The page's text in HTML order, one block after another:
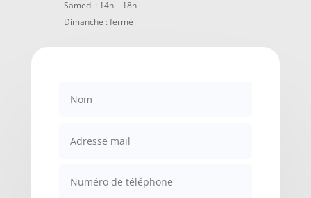
Samedi : 14h – 18h
Dimanche : fermé